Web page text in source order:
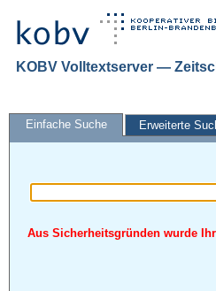
KOBV Volltextserver —
Einfache Suche Erweiterte
Aus Sicherheitsgründen wurde